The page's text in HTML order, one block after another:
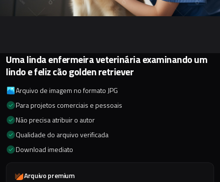
Uma linda enfermeira veterinária examinando um
lindo e feliz cão golden retriever
Arquivo de imagem no formato JPG
Para projetos comerciais e pessoais
Não precisa atribuir o autor
Qualidade do arquivo verificada
Download imediato
Arquivo premium